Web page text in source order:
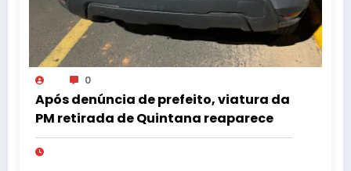
0
Após denúncia de prefeito, viatura da
PM retirada de Quintana reaparece